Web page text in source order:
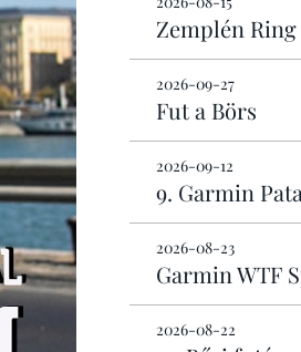
Zemplén Ring
2026-09-27
Fut a Börs
2026-09-12
9. Garmin
2026-08-23
Garmin WTF
2026-08-22